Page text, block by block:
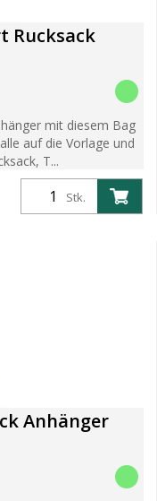
Rucksack
mit diesem Bag
auf die Vorlage und
T...
Stk.
Anhänger